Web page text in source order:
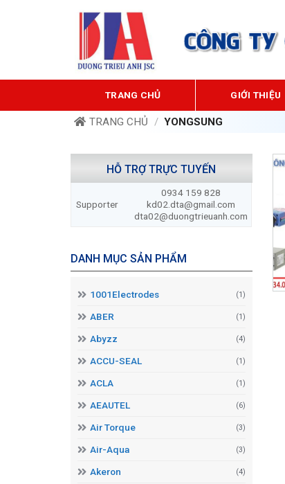
TRANG CHỦ GIỚI THIỆU
TRANG CHỦ / YONGSUNG
HỖ TRỢ TRỰC TUYẾN
Supporter
0934 159 828
kd02.dta@gmail.com
dta02@duongtrieuanh.com
DANH MỤC SẢN PHẨM
1001Electrodes (1)
ABER (1)
Abyzz (4)
ACCU-SEAL (1)
ACLA (1)
AEAUTEL (6)
Air Torque (3)
Air-Aqua (3)
Akeron (4)